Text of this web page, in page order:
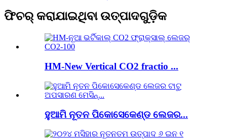
ଫିଚର୍ କରାଯାଇଥିବା ଉତ୍ପାଦଗୁଡ଼ିକ
HM-New Vertical CO2 fractio ...
ହୁଆମି ନୂତନ ପିକୋସେକେଣ୍ଡ ଲେଜର...